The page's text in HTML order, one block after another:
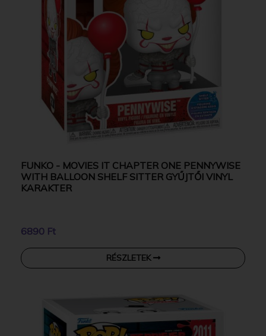
FUNKO - MOVIES IT CHAPTER ONE PENNYWISE
WITH BALLOON SHELF SITTER GYŰJTŐI VINYL
KARAKTER
6890 Ft
RÉSZLETEK